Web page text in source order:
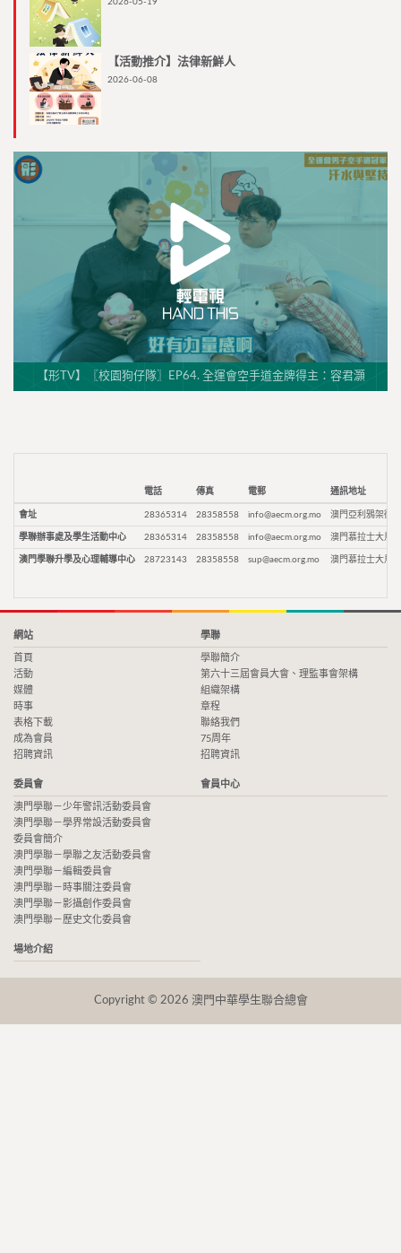
【活動推介】法律新鮮人
2026-06-08
【形TV】〖校園狗仔隊〗EP64. 全運會空手道金牌得主：容君灝
電話 傳真 電郵 通訊地址
會址 28365314 28358558 info@aecm.org.mo 澳門亞利鴉架街9
學聯辦事處及學生活動中心 28365314 28358558 info@aecm.org.mo 澳門慕拉士大馬
澳門學聯升學及心理輔導中心 28723143 28358558 sup@aecm.org.mo 澳門慕拉士大馬
網站
首頁
活動
媒體
時事
表格下載
成為會員
招聘資訊
學聯
學聯簡介
第六十三屆會員大會、理監事會架構
組織架構
章程
聯絡我們
75周年
招聘資訊
委員會
澳門學聯－少年警訊活動委員會
澳門學聯－學界常設活動委員會
委員會簡介
澳門學聯－學聯之友活動委員會
澳門學聯－編輯委員會
澳門學聯－時事關注委員會
澳門學聯－影攝創作委員會
澳門學聯－歷史文化委員會
會員中心
場地介紹
Copyright © 2026 澳門中華學生聯合總會